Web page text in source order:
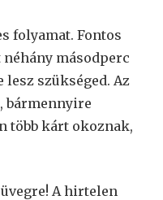
folyamat. Fontos
másodperc
szükséged. Az
bármennyire
több kárt okoznak,
A hirtelen